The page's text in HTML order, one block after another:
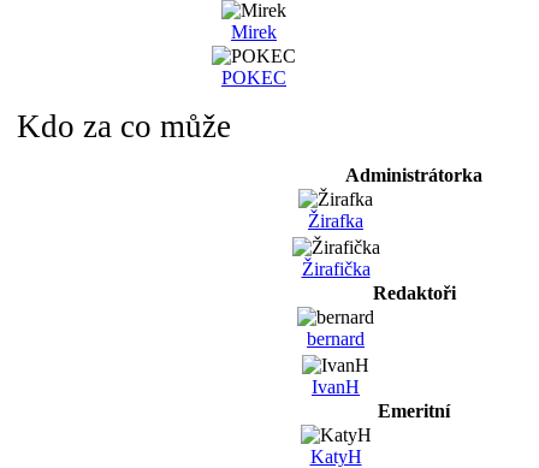
Mirek
POKEC
Kdo za co může
Administrátorka
Žirafka
Žirafička
Redaktoři
bernard
IvanH
Emeritní
KatyH